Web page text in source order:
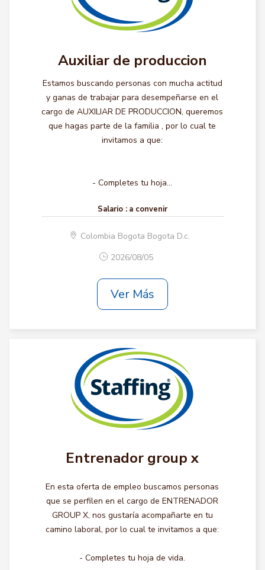
Auxiliar de produccion
Estamos buscando personas con mucha actitud
y ganas de trabajar para desempeñarse en el
cargo de AUXILIAR DE PRODUCCION, queremos
que hagas parte de la familia , por lo cual te
invitamos a que:
- Completes tu hoja...
Salario : a convenir
Colombia Bogota Bogota D.c.
2026/08/05
Ver Más
Entrenador group x
En esta oferta de empleo buscamos personas
que se perfilen en el cargo de ENTRENADOR
GROUP X, nos gustaría acompañarte en tu
camino laboral, por lo cual te invitamos a que:
- Completes tu hoja de vida.